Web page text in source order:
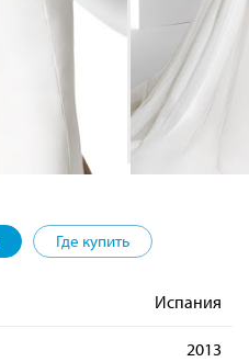
Где купить
Испания
2013